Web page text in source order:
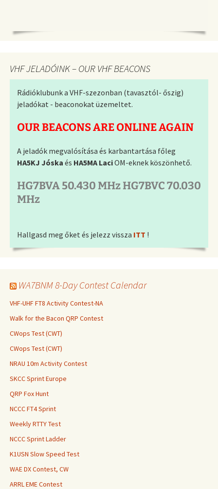
VHF JELADÓINK – OUR VHF BEACONS
Rádióklubunk a VHF-szezonban (tavasztól- őszig)
jeladókat - beaconokat üzemeltet.
OUR BEACONS ARE ONLINE AGAIN
A jeladók megvalósítása és karbantartása főleg
HA5KJ Jóska és HA5MA LaciOM-eknek köszönhető.
HG7BVA 50.430 MHz HG7BVC 70.030
MHz
Hallgasd meg őket és jelezz vissza ITT !
WA7BNM 8-Day Contest Calendar
VHF-UHF FT8 Activity Contest-NA
Walk for the Bacon QRP Contest
CWops Test (CWT)
CWops Test (CWT)
NRAU 10m Activity Contest
SKCC Sprint Europe
QRP Fox Hunt
NCCC FT4 Sprint
Weekly RTTY Test
NCCC Sprint Ladder
K1USN Slow Speed Test
WAE DX Contest, CW
ARRL EME Contest